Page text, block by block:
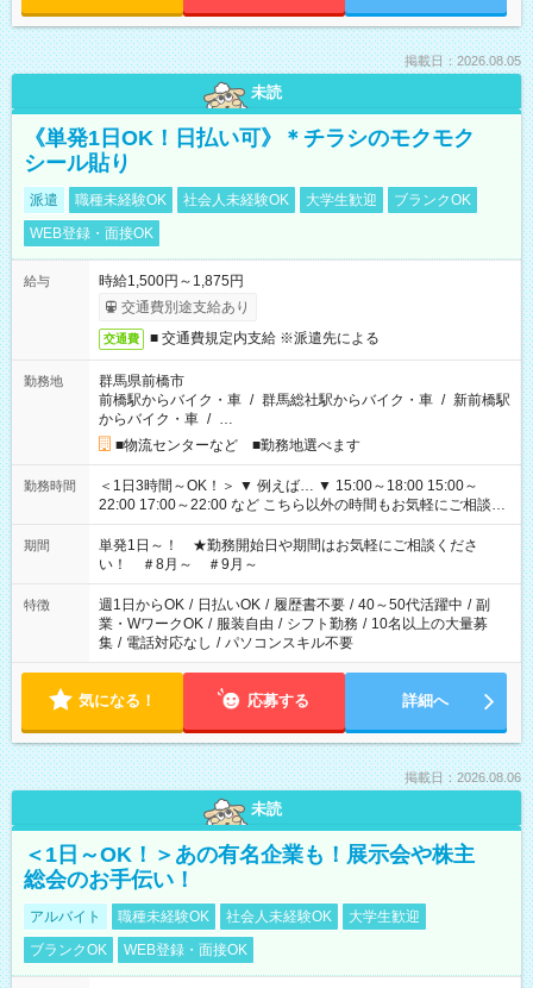
掲載日：2026.08.05
未読
《単発1日OK！日払い可》＊チラシのモクモク
シール貼り
派遣 職種未経験OK 社会人未経験OK 大学生歓迎
ブランクOK
WEB登録・面接OK
給与
時給1,500円～1,875円
交通費別途支給あり
交通費 ■ 交通費規定内支給 ※派遣先による
勤務地
群馬県前橋市
前橋駅からバイク・車 / 群馬総社駅からバイク・車 / 新前橋駅
からバイク・車 / …
■物流センターなど ■勤務地選べます
勤務時間
＜1日3時間～OK！＞ ▼ 例えば… ▼ 15:00～18:00 15:00～
22:00 17:00～22:00 など こちら以外の時間もお気軽にご相談く
ださい！
期間
単発1日～！ ★勤務開始日や期間はお気軽にご相談くださ
い！ ＃8月～ ＃9月～
特徴 週1日からOK / 日払いOK / 履歴書不要 / 40～50代活躍中 / 副
業・WワークOK / 服装自由 / シフト勤務 / 10名以上の大量募
集 / 電話対応なし / パソコンスキル不要
気になる！ 応募する 詳細へ
掲載日：2026.08.06
未読
＜1日～OK！＞あの有名企業も！展示会や株主
総会のお手伝い！
アルバイト 職種未経験OK 社会人未経験OK
大学生歓迎
ブランクOK
WEB登録・面接OK